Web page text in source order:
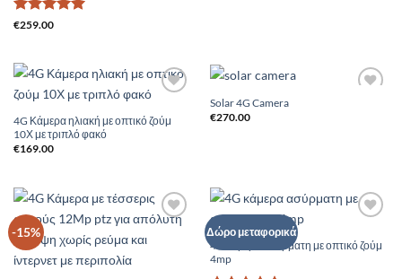
Βαθμολογήθηκε
€259.00
Wishlist
4G Κάμερα ηλιακή με οπτικό ζούμ
10Χ με τριπλό φακό
€169.00
Solar 4G Camera
€270.00
-15%
Add to
Δώρο μεταφορικά
Wishlist
4G κάμερα ασύρματη με οπτικό ζούμ
4mp